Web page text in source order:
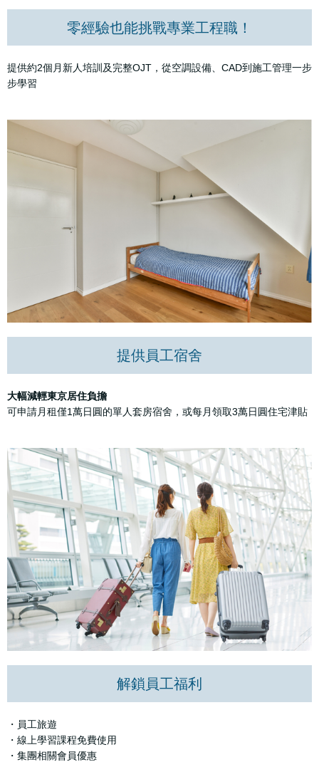
零經驗也能挑戰專業工程職！
提供約2個月新人培訓及完整OJT，從空調設備、CAD到施工管理一步
步學習
提供員工宿舍
大幅減輕東京居住負擔
可申請月租僅1萬日圓的單人套房宿舍，或每月領取3萬日圓住宅津貼
解鎖員工福利
・員工旅遊
・線上學習課程免費使用
・集團相關會員優惠